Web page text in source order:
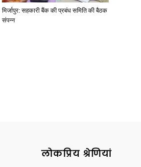
मिर्जापुर: सहकारी बैंक की प्रबंध समिति की बैठक
संपन्न
लोकप्रिय श्रेणियां